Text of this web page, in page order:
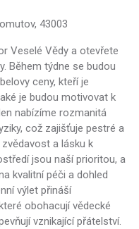
43003
Veselé Vědy a otevřete
Během týdne se budou
ceny, kteří je
je budou motivovat k
nabízíme rozmanitá
což zajišťuje pestré a
a lásku k
jsou naší prioritou, a
kvalitní péči a dohled
výlet přináší
obohacují vědecké
vznikající přátelství.